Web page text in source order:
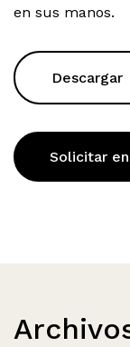
en sus manos.
Descargar
Solicitar